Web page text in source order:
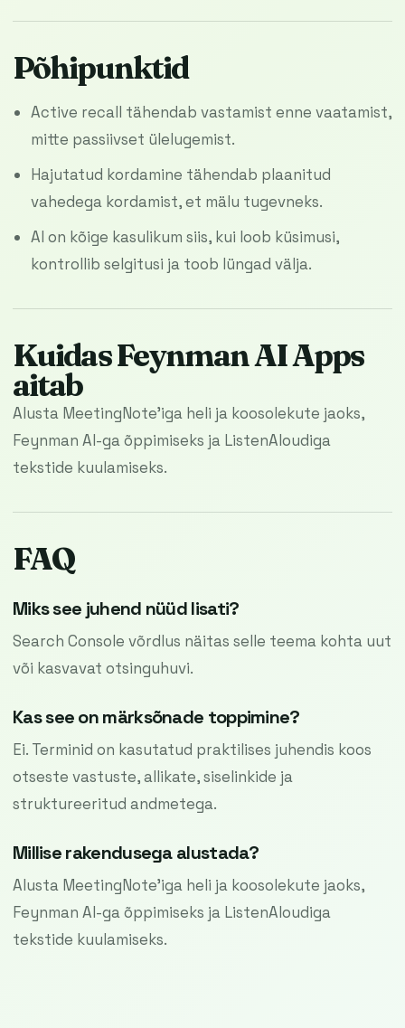
Põhipunktid
Active recall tähendab vastamist enne vaatamist,
mitte passiivset ülelugemist.
Hajutatud kordamine tähendab plaanitud
vahedega kordamist, et mälu tugevneks.
AI on kõige kasulikum siis, kui loob küsimusi,
kontrollib selgitusi ja toob lüngad välja.
Kuidas Feynman AI Apps
aitab
Alusta MeetingNote’iga heli ja koosolekute jaoks,
Feynman AI-ga õppimiseks ja ListenAloudiga
tekstide kuulamiseks.
FAQ
Miks see juhend nüüd lisati?
Search Console võrdlus näitas selle teema kohta uut
või kasvavat otsinguhuvi.
Kas see on märksõnade toppimine?
Ei. Terminid on kasutatud praktilises juhendis koos
otseste vastuste, allikate, siselinkide ja
struktureeritud andmetega.
Millise rakendusega alustada?
Alusta MeetingNote’iga heli ja koosolekute jaoks,
Feynman AI-ga õppimiseks ja ListenAloudiga
tekstide kuulamiseks.